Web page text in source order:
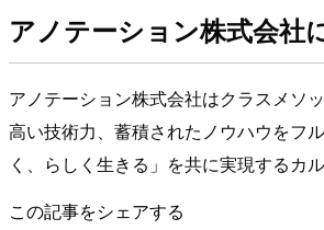
アノテーション株式会社
アノテーション株式会社はクラスメソ
高い技術力、蓄積されたノウハウをフ
く、らしく生きる」を共に実現するカ
この記事をシェアする